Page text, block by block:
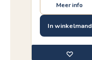
Meer info
In winkelmand
♡